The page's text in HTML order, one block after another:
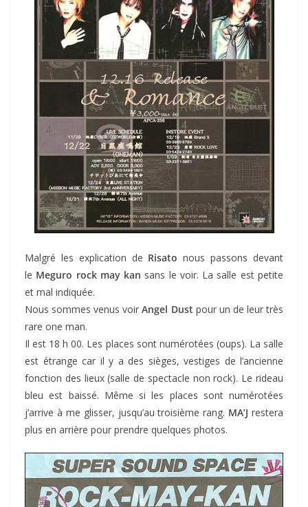
Malgré les explication de Risato nous passons devant
le Meguro rock may kan sans le voir. La salle est petite
et mal indiquée.
Nous sommes venus voirAngel Dust pour un de leur très
rare one man.
Il est 18 h 00. Les places sont numérotées (oups). La salle
est étrange car il y a des sièges, vestiges de l’ancienne
fonction des lieux (salle de spectacle non rock). Le rideau
bleu est baissé. Même si les places sont numérotées
j’arrive à me glisser, jusqu’au troisième rang. MA’J restera
plus en arrière pour prendre quelques photos.